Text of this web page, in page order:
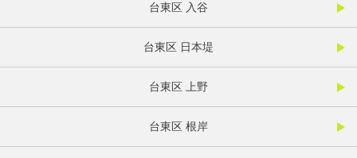
台東区 入谷
台東区 日本堤
台東区 上野
台東区 根岸